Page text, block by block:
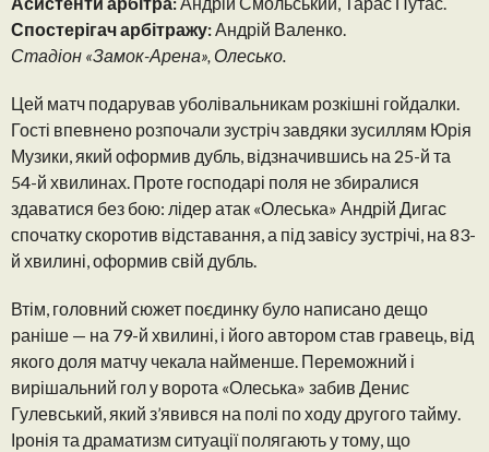
Спостерігач арбітражу: Андрій Валенко.
Стадіон «Замок-Арена», Олесько.
Цей матч подарував уболівальникам розкішні гойдалки.
Гості впевнено розпочали зустріч завдяки зусиллям Юрія
Музики, який оформив дубль, відзначившись на 25-й та
54-й хвилинах. Проте господарі поля не збиралися
здаватися без бою: лідер атак «Олеська» Андрій Дигас
спочатку скоротив відставання, а під завісу зустрічі, на 83-
й хвилині, оформив свій дубль.
Втім, головний сюжет поєдинку було написано дещо
раніше — на 79-й хвилині, і його автором став гравець, від
якого доля матчу чекала найменше. Переможний і
вирішальний гол у ворота «Олеська» забив Денис
Гулевський, який з’явився на полі по ходу другого тайму.
Іронія та драматизм ситуації полягають у тому, що